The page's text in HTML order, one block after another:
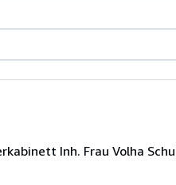
Inh. Frau Volha